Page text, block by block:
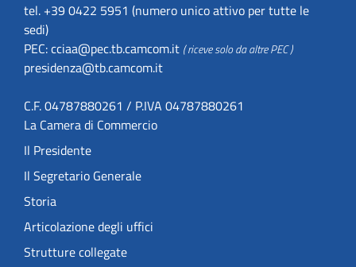
tel. +39 0422 5951 (numero unico attivo per tutte le
sedi)
PEC:cciaa@pec.tb.camcom.it ( riceve solo da altre PEC )
presidenza@tb.camcom.it
C.F. 04787880261 / P.IVA 04787880261
La Camera di Commercio
Il Presidente
Il Segretario Generale
Storia
Articolazione degli uffici
Strutture collegate